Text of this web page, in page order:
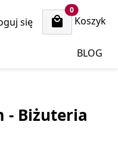
się 
0cart items
Koszyk
BLOG
- Biżuteria